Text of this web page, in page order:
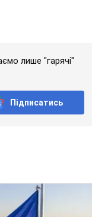
лише "гарячі"
Підписатись